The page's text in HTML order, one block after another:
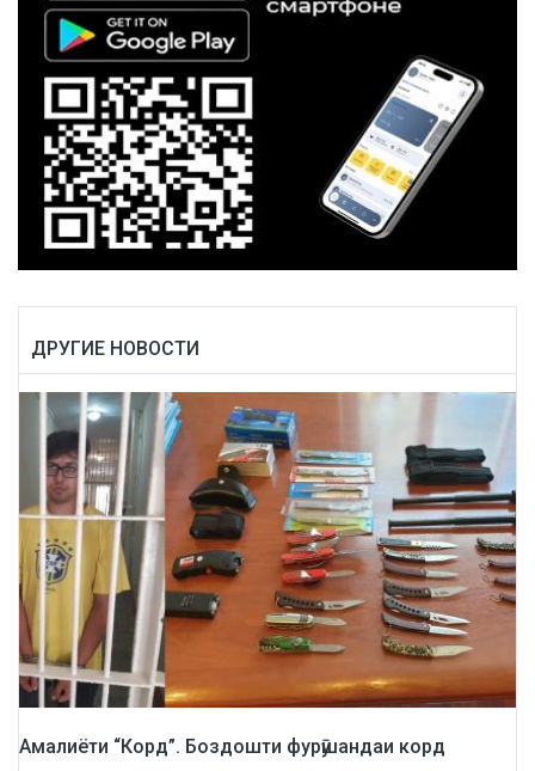
ДРУГИЕ НОВОСТИ
Амалиёти “Корд”. Боздошти фурӯшандаи корд